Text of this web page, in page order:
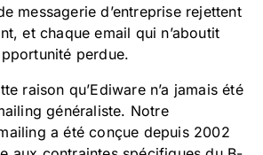
messagerie d’entreprise rejettent
et chaque email qui n’aboutit
perdue.
raison qu’Ediware n’a jamais été
généraliste. Notre
a été conçue depuis 2002